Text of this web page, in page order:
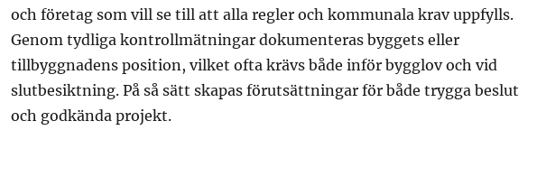
och företag som vill se till att alla regler och kommunala krav uppfylls.
Genom tydliga kontrollmätningar dokumenteras byggets eller
tillbyggnadens position, vilket ofta krävs både inför bygglov och vid
slutbesiktning. På så sätt skapas förutsättningar för både trygga beslut
och godkända projekt.